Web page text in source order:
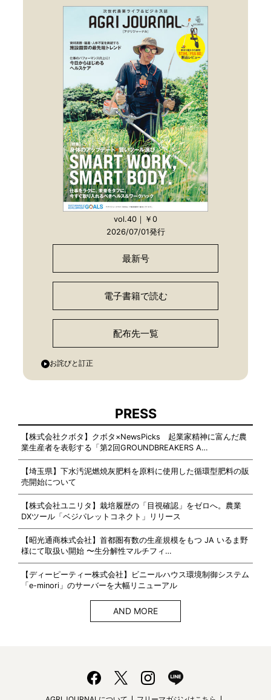
vol.40｜￥0
2026/07/01発行
最新号
電子書籍で読む
配布先一覧
お詫びと訂正
PRESS
【株式会社クボタ】クボタ×NewsPicks 起業家精神に富んだ農
業生産者を表彰する「第2回GROUNDBREAKERS A…
【埼玉県】下水汚泥燃焼灰肥料を原料に使用した循環型肥料の販
売開始について
【株式会社ユニリタ】栽培履歴の「目視確認」をゼロへ。農業
DXツール「ベジパレットコネクト」リリース
【昭光通商株式会社】首都圏有数の生産規模をもつ JA いるま野
様にて取扱い開始 〜生分解性マルチフィ…
【ディーピーティー株式会社】ビニールハウス環境制御システム
「e-minori」のサーバーを大幅リニューアル
AND MORE